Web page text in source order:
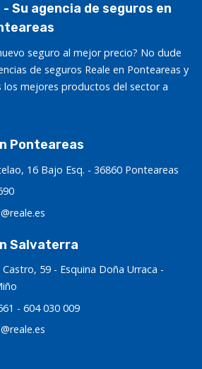
Su agencia de seguros en
seguro al mejor precio? No dude
de seguros Reale en Ponteareas y
los mejores productos del sector a
Ponteareas
16 Bajo Esq. - 36860 Ponteareas
Salvaterra
Castro, 59 - Esquina Doña Urraca -
- 604 030 009